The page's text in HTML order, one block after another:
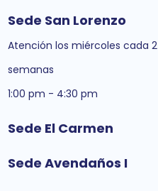
Sede San Lorenzo
Atención los miércoles cada 2
semanas
1:00 pm - 4:30 pm
Sede El Carmen
Sede Avendaños I